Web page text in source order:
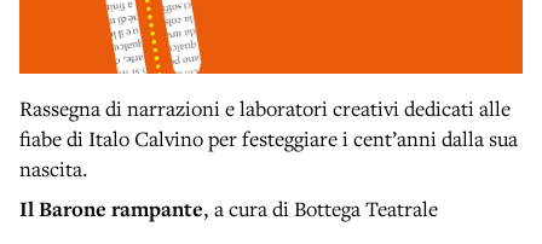
Rassegna di narrazioni e laboratori creativi dedicati alle
fiabe di Italo Calvino per festeggiare i cent’anni dalla sua
nascita.
Il Barone rampante, a cura di Bottega Teatrale